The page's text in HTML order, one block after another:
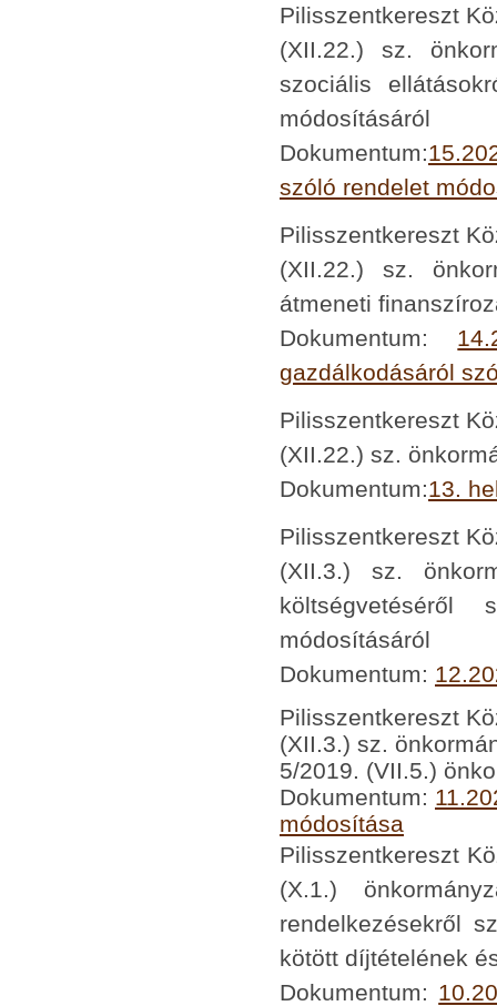
Pilisszentkereszt
(XII.22.) sz.
szociális
módosításáról
Dokumentum:
szóló rendelet
Pilisszentkereszt
(XII.22.) sz.
átmeneti
Dokumentum:
gazdálkodásáról
Pilisszentkereszt
(XII.22.) sz.
Dokumentum:13.
Pilisszentkereszt
(XII.3.) sz.
költségvetéséről
módosításáról
Dokumentum:
Pilisszentkereszt
(XII.3.) sz.
5/2019. (VII.5.)
Dokumentum:
módosítása
Pilisszentkereszt
(X.1.)
rendelkezésekről
kötött díjtételének
Dokumentum: